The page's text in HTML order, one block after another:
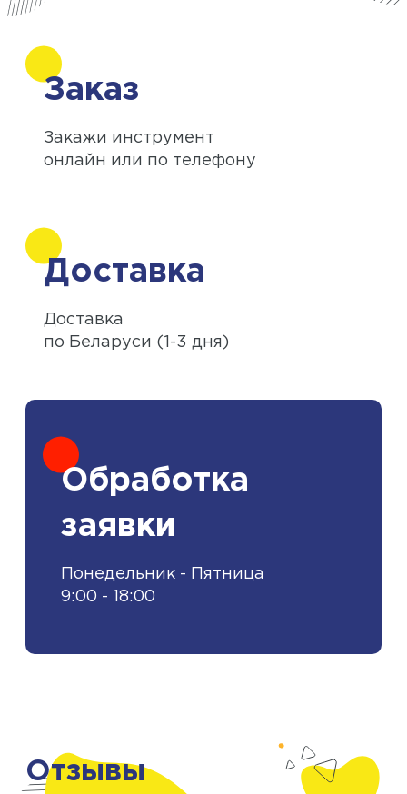
Заказ
Закажи инструмент
онлайн или по телефону
Доставка
Доставка
по Беларуси (1-3 дня)
Обработка
заявки
Понедельник - Пятница
9:00 - 18:00
Отзывы